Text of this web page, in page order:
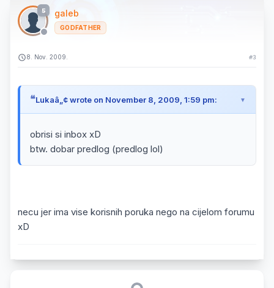
5 galeb
GODFATHER
8. Nov. 2009. #3
Lukaâ„¢ wrote on November 8, 2009, 1:59 pm:
obrisi si inbox xD
btw. dobar predlog (predlog lol)
necu jer ima vise korisnih poruka nego na cijelom forumu
xD